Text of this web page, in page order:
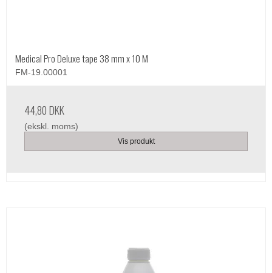
Medical Pro Deluxe tape 38 mm x 10 M
FM-19.00001
44,80 DKK
(ekskl. moms)
Vis produkt